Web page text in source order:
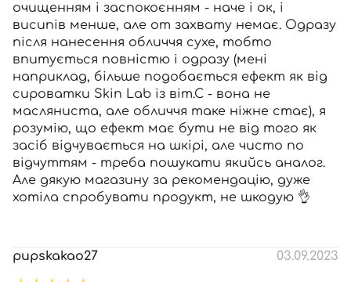
очищенням і заспокоєнням - наче і ок, і
висипів менше, але от захвату немає. Одразу
після нанесення обличчя сухе, тобто
впитується повністю і одразу (мені
наприклад, більше подобається ефект як від
сироватки Skin Lab із віт.С - вона не
масляниста, але обличчя таке ніжне стає), я
розумію, що ефект має бути не від того як
засіб відчувається на шкірі, але чисто по
відчуттям - треба пошукати якийсь аналог.
Але дякую магазину за рекомендацію, дуже
хотіла спробувати продукт, не шкодую 👌
pupskakao27 03.09.2023